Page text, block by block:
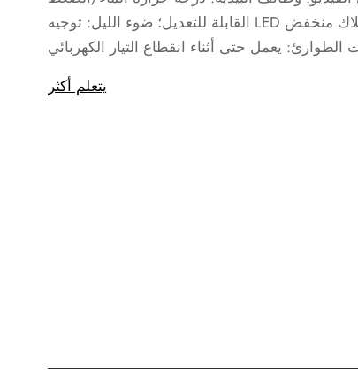
القابلة للتعديل؛ ضوء الليل: توجيه LED لطيف؛ وضع توفير الطاقة: استهلاك منخفض
يتعلم أكثر